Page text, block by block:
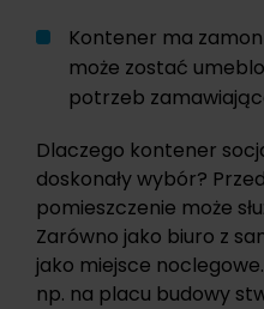
Kontener ma
może zostać
potrzeb
Dlaczego kontener
doskonały wybór?
pomieszczenie może
Zarówno jako biuro z
jako miejsce
np. na placu budowy